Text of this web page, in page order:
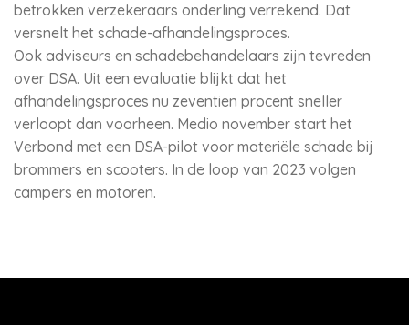
betrokken verzekeraars onderling verrekend. Dat
versnelt het schade-afhandelingsproces.
Ook adviseurs en schadebehandelaars zijn tevreden
over DSA. Uit een evaluatie blijkt dat het
afhandelingsproces nu zeventien procent sneller
verloopt dan voorheen. Medio november start het
Verbond met een DSA-pilot voor materiële schade bij
brommers en scooters. In de loop van 2023 volgen
campers en motoren.